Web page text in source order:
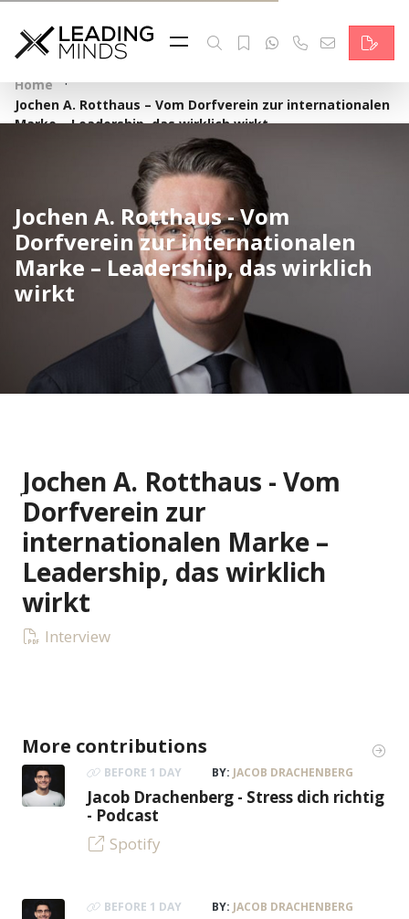
Feed
Reading Minds
Topics
Services
Who we are
Contact
Deutsch
Home ·
Jochen A. Rotthaus – Vom Dorfverein zur internationalen
Marke – Leadership, das wirklich wirkt
Jochen A. Rotthaus - Vom
Dorfverein zur internationalen
Marke – Leadership, das wirklich
wirkt
Jochen A. Rotthaus - Vom
Dorfverein zur
internationalen Marke –
Leadership, das wirklich
wirkt
Interview
More contributions
BEFORE 1 DAY BY: JACOB DRACHENBERG
Jacob Drachenberg - Stress dich richtig
- Podcast
Spotify
BEFORE 1 DAY BY: JACOB DRACHENBERG